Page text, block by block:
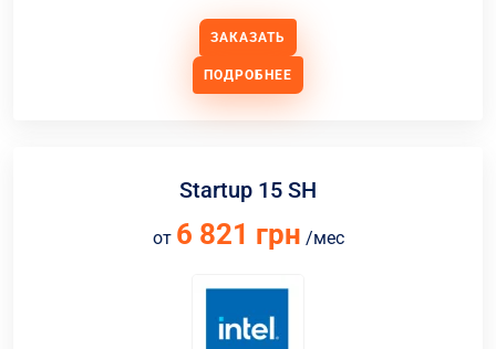
ЗАКАЗАТЬ
ПОДРОБНЕЕ
Startup 15 SH
от 6 821 грн /мес